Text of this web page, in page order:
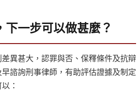
下一步可以做甚麼？
異甚大，認罪與否、保釋條件及抗辯
諮詢刑事律師，有助評估證據及制定
：